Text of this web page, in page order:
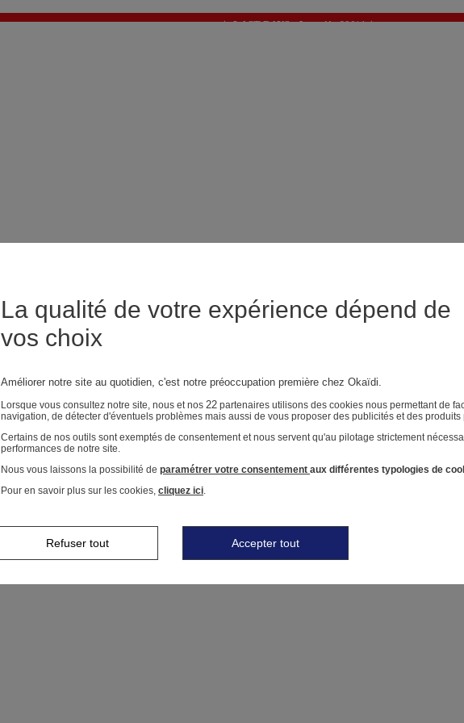
✨ LAST DAYS : Jusqu'à -60%* ✨
La qualité de votre expérience dépend de
vos choix
Améliorer notre site au quotidien, c'est notre préoccupation première chez Okaïdi.
Lorsque vous consultez notre site, nous et nos 22 partenaires utilisons des cookies nous permettant de
navigation, de détecter d'éventuels problèmes mais aussi de vous proposer des publicités et des
Certains de nos outils sont exemptés de consentement et nous servent qu'au pilotage strictement
performances de notre site.
Nous vous laissons la possibilité de paramétrer votre consentement aux différentes typologies de
Pour en savoir plus sur les cookies, cliquez ici.
Refuser tout Accepter tout